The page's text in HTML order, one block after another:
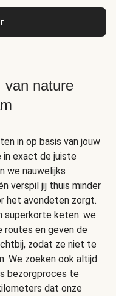
van nature
in op basis van jouw
in exact de juiste
we nauwelijks
verspil jij thuis minder
het avondeten zorgt.
superkorte keten: we
routes en geven de
zodat ze niet te
We zoeken ook altijd
bezorgproces te
dat onze